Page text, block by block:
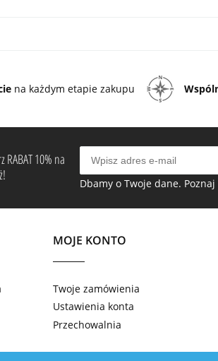
na każdym etapie zakupu
10% na
Dbamy o Twoje dane. Poznaj
MOJE KONTO
Twoje zamówienia
Ustawienia konta
Przechowalnia